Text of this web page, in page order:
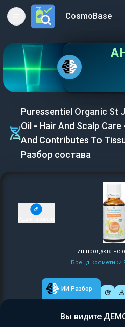
Open main menuCosmoBase
Puressentiel Organic St
Oil - Hair And Scalp
And Contributes To
Разбор состава
Тип продукта не
Бренд косметики
ИИ Разбор
Вы видите